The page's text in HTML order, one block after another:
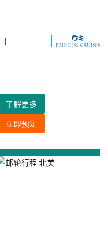
了解更多
立即预定